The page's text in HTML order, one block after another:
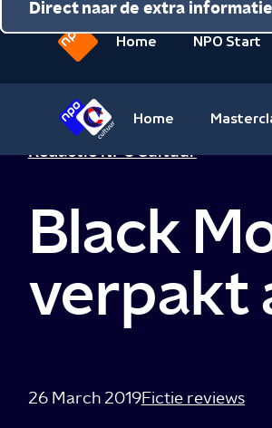
Direct naar de inhoud
Direct naar de hoofdnavigatie
Direct naar de extra
beginpagina
van
Home NPO Start
van
NPO
Cultuur
Home
Redactie NPO Cultuur
Black
verpakt
26 March 2019Fictie reviews